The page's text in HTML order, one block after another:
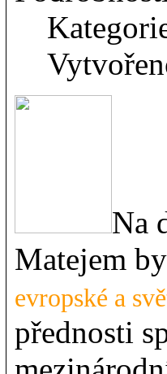
Na
Matejem
evropské a
přednosti